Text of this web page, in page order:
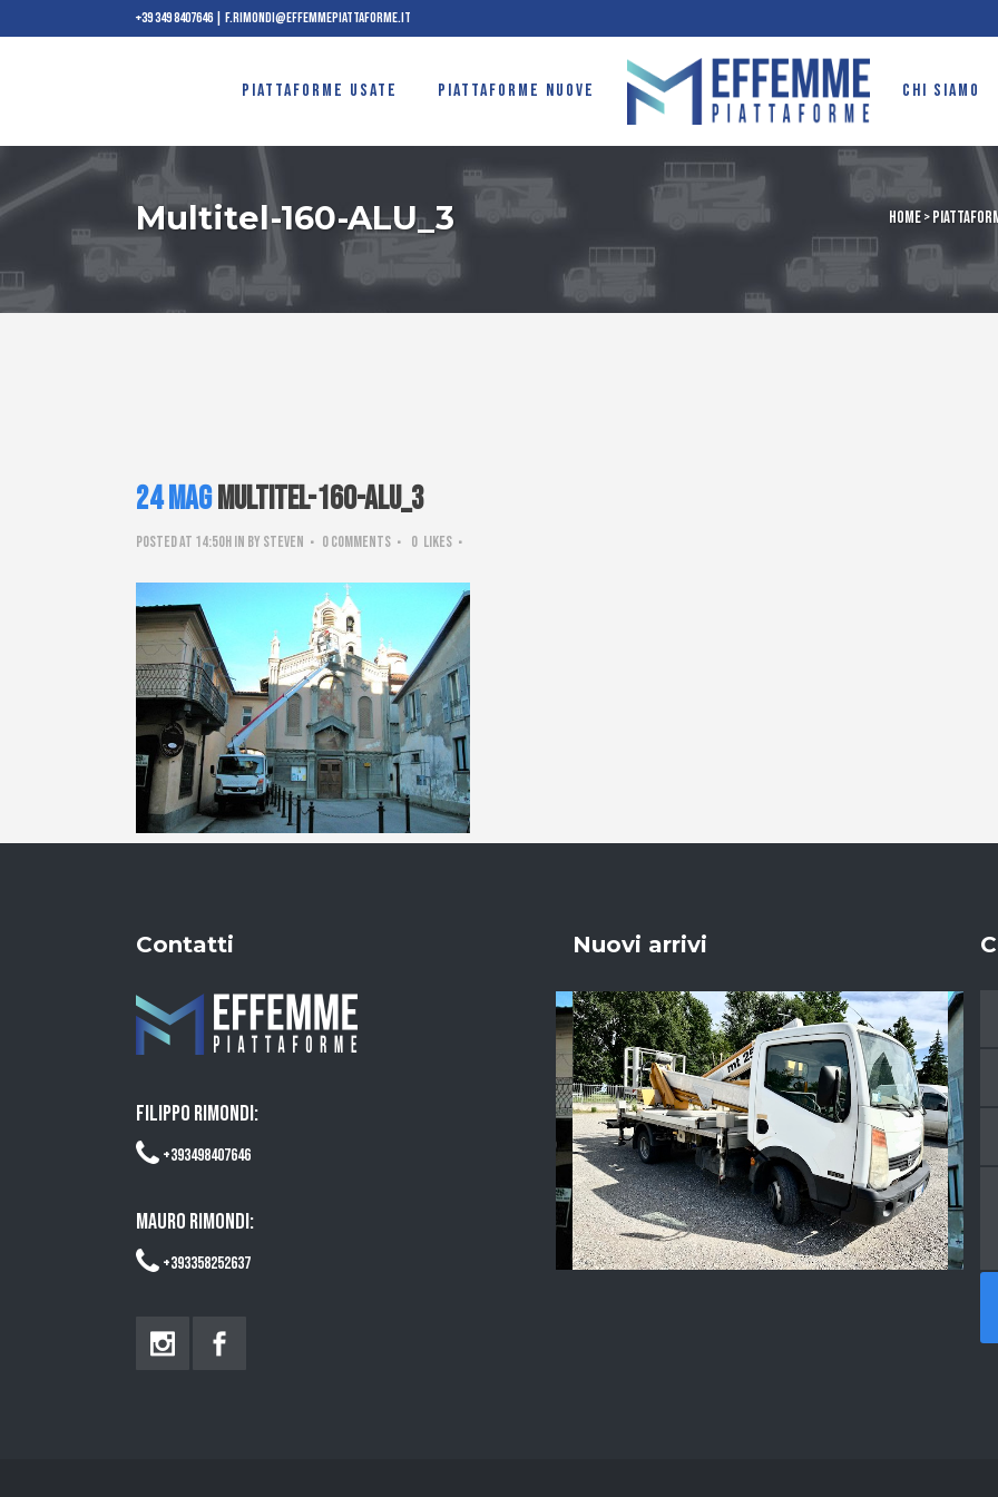
+39 349 8407646| f.rimondi@effemmepiattaforme.it
PIATTAFORME USATE PIATTAFORME NUOVE CHI SIAMO
Multitel-160-ALU_3 Home>
24 MagMultitel-160-ALU_3
Posted at 14:50hin by steven 0 Comments 0 Likes
Contatti
FILIPPO RIMONDI:
+393498407646
MAURO RIMONDI:
+393358252637
Nuovi arrivi